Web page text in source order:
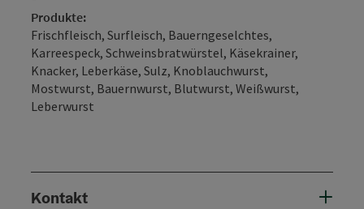
Produkte:
Frischfleisch, Surfleisch, Bauerngeselchtes,
Karreespeck, Schweinsbratwürstel, Käsekrainer,
Knacker, Leberkäse, Sulz, Knoblauchwurst,
Mostwurst, Bauernwurst, Blutwurst, Weißwurst,
Leberwurst
Kontakt